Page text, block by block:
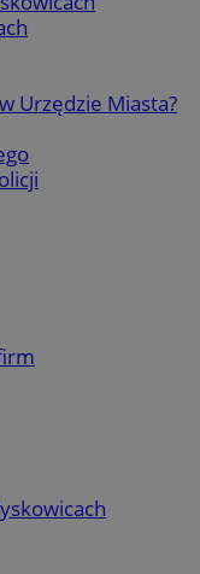
Urzędzie Miasta?